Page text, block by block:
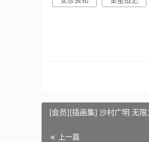
[会员][插画集] 沙村广明 无
上一篇